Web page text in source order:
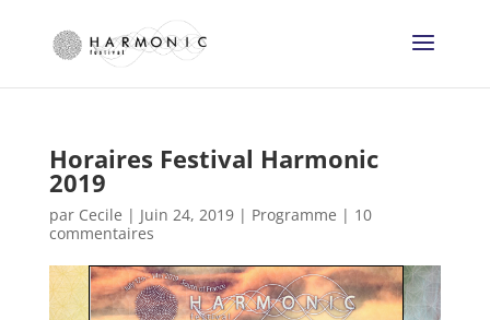
Horaires Festival Harmonic
2019
par Cecile | Juin 24, 2019| Programme | 10
commentaires